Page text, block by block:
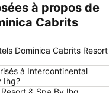
à propos de
Cabrits
Dominica Cabrits Resort
à Intercontinental
Ihg?